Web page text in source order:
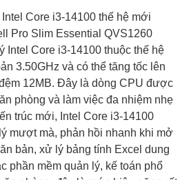
Core i3-14100 thế hệ mới
Pro Slim Essential QVS1260
Intel Core i3-14100 thuộc thế hệ
3.50GHz và có thể tăng tốc lên
12MB. Đây là dòng CPU được
phòng và làm việc đa nhiệm nhẹ
trúc mới, Intel Core i3-14100
mượt mà, phản hồi nhanh khi mở
bản, xử lý bảng tính Excel dung
phần mềm quản lý, kế toán phổ